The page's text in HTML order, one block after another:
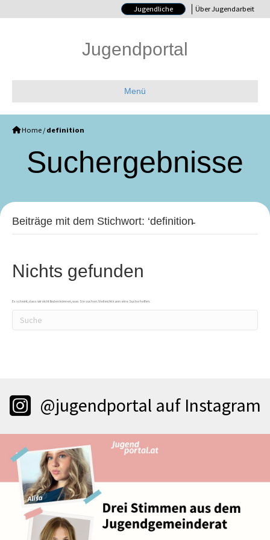
Jugendliche Über Jugendarbeit
Jugendportal
Menü
Home / definition
Such­ergebnisse
Beiträge mit dem Stichwort: ‘definition̵
Nichts gefunden
Es scheint, dass wir nicht finden können, was Sie suchen. Vielleicht kann eine Suche helfen.
@jugendportal auf Instagram